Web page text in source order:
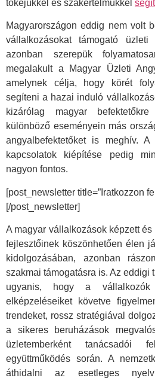
tőkéjükkel és szakértelmükkel
Magyarországon eddig nem volt
vállalkozásokat támogató üzleti
azonban szerepük
megalakult a Magyar Üzleti
amelynek célja, hogy körét
segíteni a hazai induló
kizárólag magyar
különböző eseményein más
angyalbefektetőket is meghív.
kapcsolatok kiépítése pedig
nagyon fontos.
[post_newsletter title=”Iratkozzon
[/post_newsletter]
A magyar vállalkozások képzett
fejlesztőinek köszönhetően élen
kidolgozásában, azonban
szakmai támogatásra is. Az eddigi
ugyanis, hogy a
elképzeléseiket követve
trendeket, rossz stratégiával
a sikeres beruházások
üzletemberként
együttműködés során. A
áthidalni az esetleges